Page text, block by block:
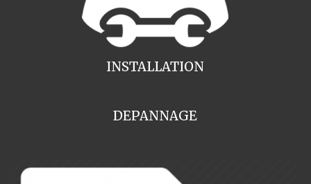
INSTALLATION
DEPANNAGE